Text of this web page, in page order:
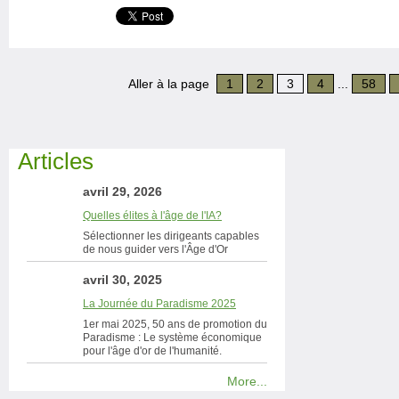
Aller à la page 1 2 3 4 58
Articles
avril 29, 2026
Quelles élites à l'âge de l'IA?
Sélectionner les dirigeants capables
de nous guider vers l'Âge d'Or
avril 30, 2025
La Journée du Paradisme 2025
1er mai 2025, 50 ans de promotion du
Paradisme : Le système économique
pour l'âge d'or de l'humanité.
More...